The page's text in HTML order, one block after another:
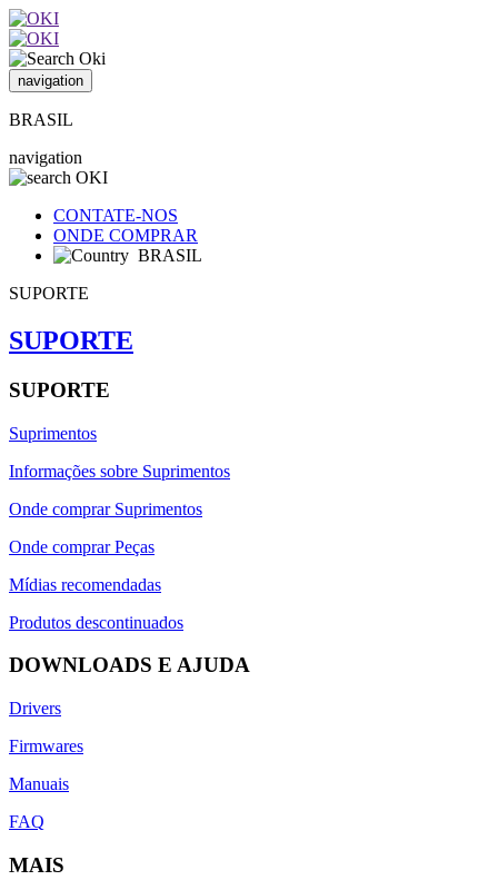
navigation
BRASIL
navigation
CONTATE-NOS
ONDE COMPRAR
BRASIL
SUPORTE
SUPORTE
SUPORTE
Suprimentos
Informações sobre Suprimentos
Onde comprar Suprimentos
Onde comprar Peças
Mídias recomendadas
Produtos descontinuados
DOWNLOADS E AJUDA
Drivers
Firmwares
Manuais
FAQ
MAIS